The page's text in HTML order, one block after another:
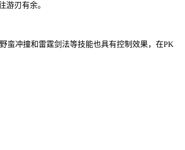
游刃有余。
蛮冲撞和雷霆剑法等技能也具有控制效果，在PK